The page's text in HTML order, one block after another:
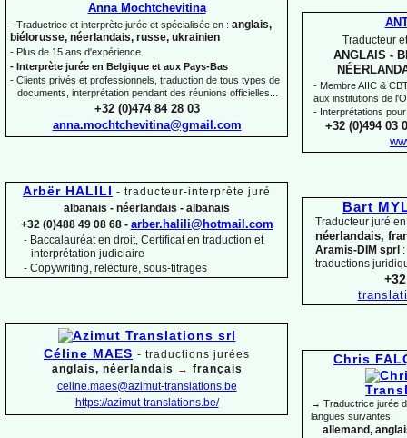
Traducteur
ANGLAIS -
- Membre AIIC &
aux institutions de
- Interprétations
+32 (0)494 03
Bart
Traducteur juré en
néerlandais,
Aramis-DIM sprl
traductions
Chris
→ Traductrice jurée
langues suivantes:
allemand,
Anna Mochtchevitina
- Traductrice et interprète jurée et spécialisée en : anglais,
biélorusse, néerlandais, russe, ukrainien
- Plus de 15 ans d'expérience
- Interprète jurée en Belgique et aux Pays-Bas
- Clients privés et professionnels, traduction de tous types de
documents, interprétation pendant des réunions officielles...
+32 (0)474 84 28 03
anna.mochtchevitina@gmail.com
Arbër HALILI - traducteur-interprète juré
albanais - néerlandais - albanais
+32 (0)488 49 08 68 - arber.halili@hotmail.com
- Baccalauréat en droit, Certificat en traduction et
interprétation judiciaire
- Copywriting, relecture, sous-titrages
Céline MAES - traductions jurées
anglais, néerlandais → français
celine.maes@azimut-translations.be
https://azimut-translations.be/